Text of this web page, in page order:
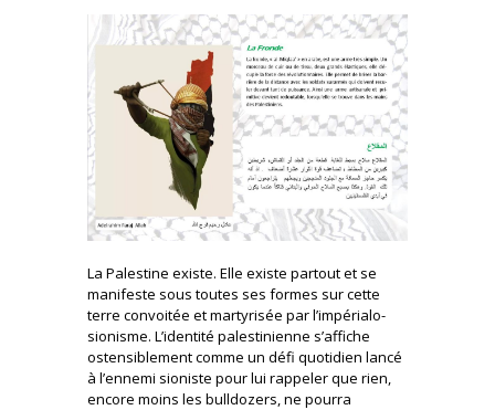
La Palestine existe. Elle existe partout et se
manifeste sous toutes ses formes sur cette
terre convoitée et martyrisée par l’impérialo-
sionisme. L’identité palestinienne s’affiche
ostensiblement comme un défi quotidien lancé
à l’ennemi sioniste pour lui rappeler que rien,
encore moins les bulldozers, ne pourra